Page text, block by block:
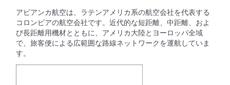
アビアンカ航空は、ラテンアメリカ系の航空会社を代表する
コロンビアの航空会社です。近代的な短距離、中距離、およ
び長距離用機材とともに、アメリカ大陸とヨーロッパ全域
で、旅客便による広範囲な路線ネットワークを運航していま
す。